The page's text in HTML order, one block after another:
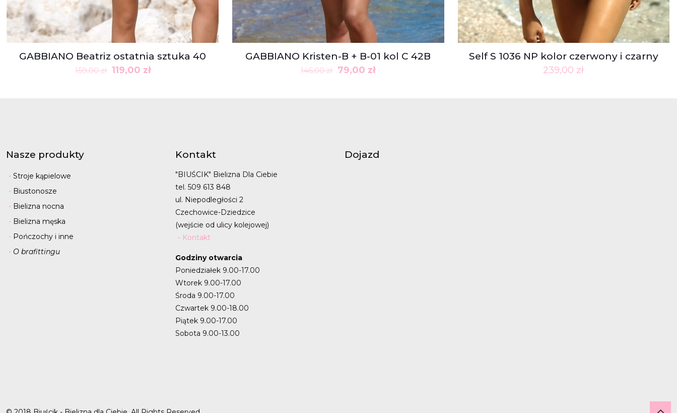
GABBIANO Beatriz ostatnia sztuka 40
159,00zł Pierwotna
119,00 złAktualna
GABBIANO Kristen-B + B-01 kol C 42B
146,00zł
Pierwotna
79,00 złAktualna
Self S 1036 NP kolor czerwony i czarny
239,00 zł
Nasze produkty
Stroje kąpielowe
Biustonosze
Bielizna nocna
Bielizna męska
Pończochy i inne
O brafittingu
Kontakt
"BIUŚCIK" Bielizna Dla Ciebie
tel. 509 613 848
ul. Niepodległości 2
Czechowice-Dziedzice
(wejście od ulicy kolejowej)
Kontakt
Godziny otwarcia
Poniedziałek 9.00-17.00
Wtorek 9.00-17.00
Środa 9.00-17.00
Czwartek 9.00-18.00
Piątek 9.00-17.00
Sobota 9.00-13.00
Dojazd